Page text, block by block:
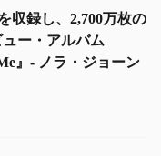
収録し、2,700万枚の
ー・アルバム
』- ノラ・ジョーン